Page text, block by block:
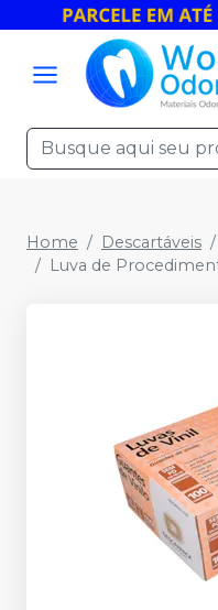
Home Descartáveis
Luva de